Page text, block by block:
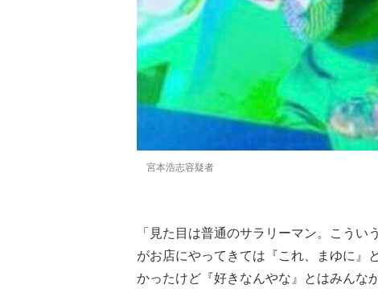
宮本浩志容疑者
「見た目は普通のサラリーマン。こう
がお店にやってきては『これ、まゆに』
かったけど『好きなんやな』とはみんな